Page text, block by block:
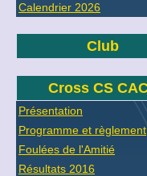
Calendrier 2026
Club
Cross CS
Présentation
Programme et règlement
Foulées de l'Amitié
Résultats 2016